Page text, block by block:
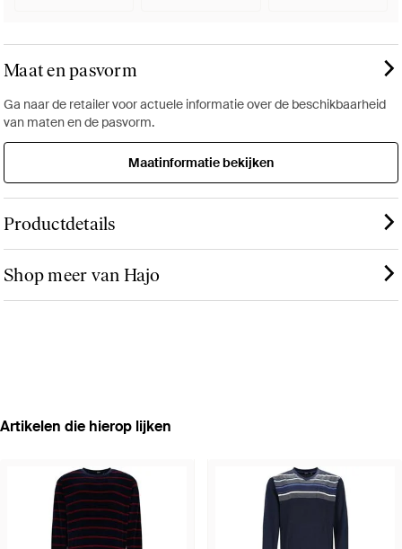
Maat en pasvorm
Ga naar de retailer voor actuele informatie over de beschikbaarheid
van maten en de pasvorm.
Maatinformatie bekijken
Productdetails
Shop meer van Hajo
Artikelen die hierop lijken